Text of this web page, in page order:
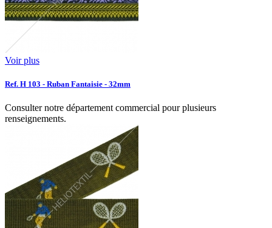
Voir plus
Ref. H 103 - Ruban Fantaisie - 32mm
Consulter notre département commercial pour plusieurs
renseignements.